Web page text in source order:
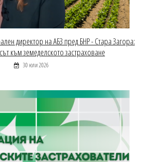
директор на АБЗ пред БНР - Стара Загора:
към земеделското застраховане
30 юли 2026